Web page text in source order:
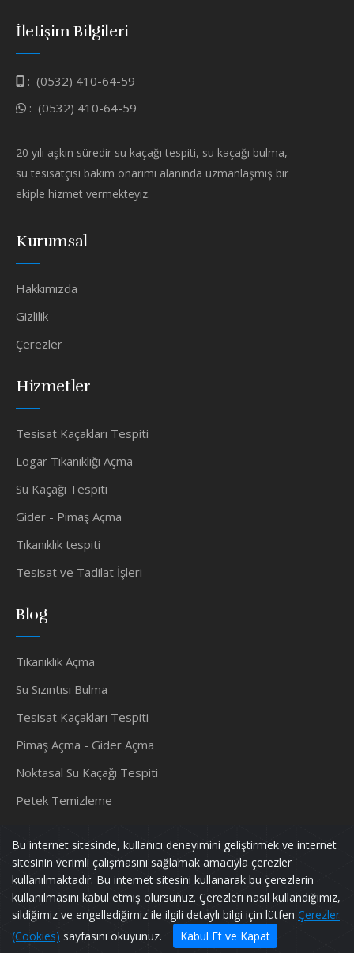
Bu internet sitesinde, kullanıcı deneyimini geliştirmek ve internet
sitesinin verimli çalışmasını sağlamak amacıyla çerezler
kullanılmaktadır. Bu internet sitesini kullanarak bu çerezlerin
kullanılmasını kabul etmiş olursunuz. Çerezleri nasıl kullandığımız,
sildiğimiz ve engellediğimiz ile ilgili detaylı bilgi için lütfen Çerezler
(Cookies) sayfasını okuyunuz. Kabul Et ve Kapat
İletişim Bilgileri
: (0532) 410-64-59
: (0532) 410-64-59
20 yılı aşkın süredir su kaçağı tespiti, su kaçağı bulma,
su tesisatçısı bakım onarımı alanında uzmanlaşmış bir
ekiple hizmet vermekteyiz.
Kurumsal
Hakkımızda
Gizlilik
Çerezler
Hizmetler
Tesisat Kaçakları Tespiti
Logar Tıkanıklığı Açma
Su Kaçağı Tespiti
Gider - Pimaş Açma
Tıkanıklık tespiti
Tesisat ve Tadilat İşleri
Blog
Tıkanıklık Açma
Su Sızıntısı Bulma
Tesisat Kaçakları Tespiti
Pimaş Açma - Gider Açma
Noktasal Su Kaçağı Tespiti
Petek Temizleme
Murat TESİSAT Tüm Hakları Saklıdır.
Powered bypif128